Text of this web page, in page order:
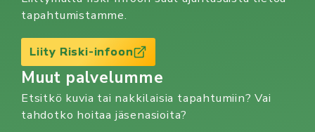
tapahtumistamme.
Liity Riski-infoon
Muut palvelumme
Etsitkö kuvia tai nakkilaisia tapahtumiin? Vai
tahdotko hoitaa jäsenasioita?